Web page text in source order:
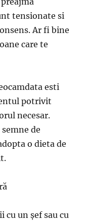
tensionate si
Ar fi bine
care te
esti
potrivit
necesar.
de
o dieta de
cu un șef sau cu